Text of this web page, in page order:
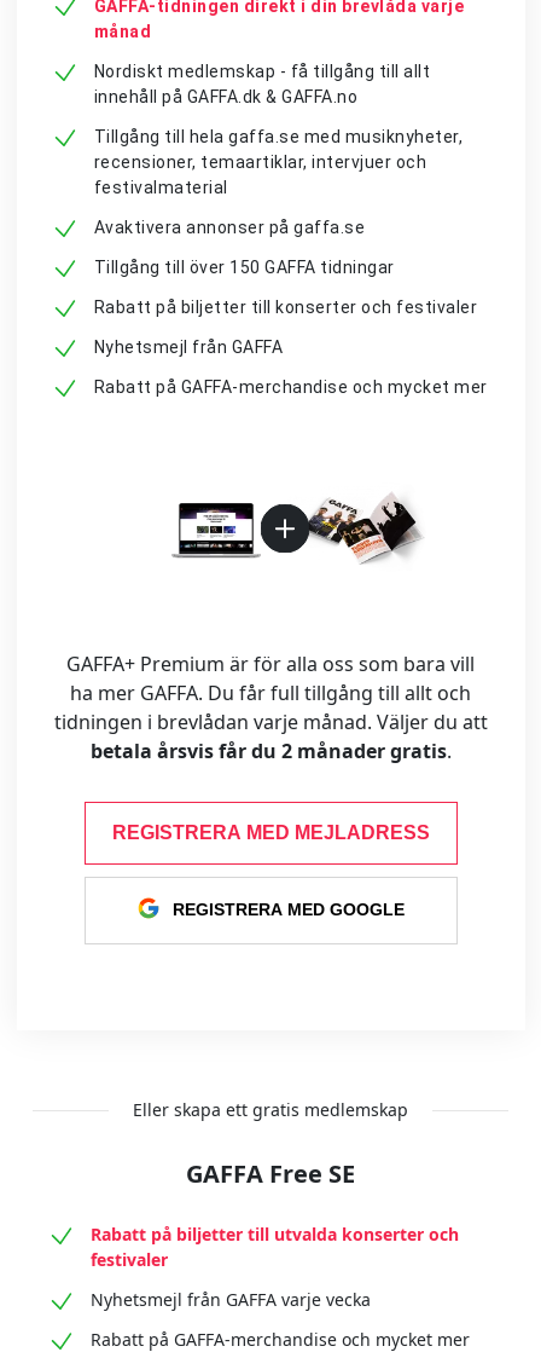
GAFFA-tidningen direkt i din brevlåda varje
månad
Nordiskt medlemskap - få tillgång till allt
innehåll på GAFFA.dk & GAFFA.no
Tillgång till hela gaffa.se med musiknyheter,
recensioner, temaartiklar, intervjuer och
festivalmaterial
Avaktivera annonser på gaffa.se
Tillgång till över 150 GAFFA tidningar
Rabatt på biljetter till konserter och festivaler
Nyhetsmejl från GAFFA
Rabatt på GAFFA-merchandise och mycket mer
GAFFA+ Premium är för alla oss som bara vill
ha mer GAFFA. Du får full tillgång till allt och
tidningen i brevlådan varje månad. Väljer du att
betala årsvis får du 2 månader gratis.
REGISTRERA MED MEJLADRESS
REGISTRERA MED GOOGLE
Eller skapa ett gratis medlemskap
GAFFA Free SE
Rabatt på biljetter till utvalda konserter och
festivaler
Nyhetsmejl från GAFFA varje vecka
Rabatt på GAFFA-merchandise och mycket mer